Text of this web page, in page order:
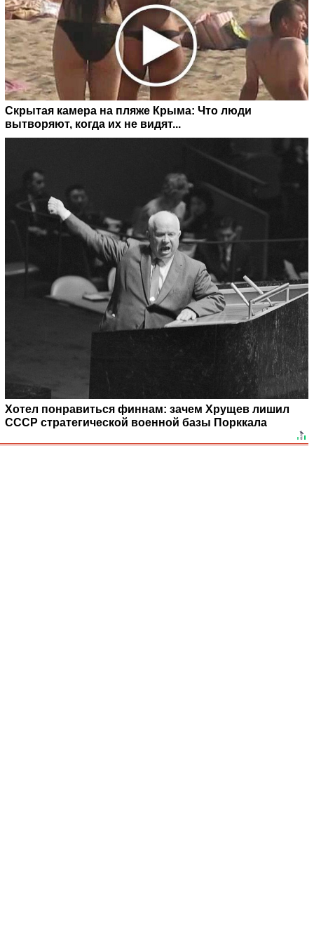
Скрытая камера на пляже Крыма: Что люди
вытворяют, когда их не видят...
Хотел понравиться финнам: зачем Хрущев лишил
СССР стратегической военной базы Порккала